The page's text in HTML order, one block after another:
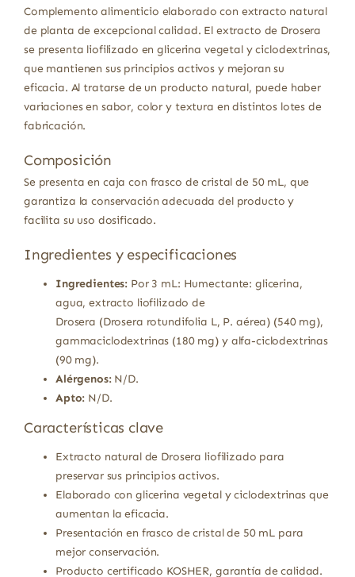
Complemento alimenticio elaborado con extracto natural
de planta de excepcional calidad. El extracto de Drosera
se presenta liofilizado en glicerina vegetal y ciclodextrinas,
que mantienen sus principios activos y mejoran su
eficacia. Al tratarse de un producto natural, puede haber
variaciones en sabor, color y textura en distintos lotes de
fabricación.
Composición
Se presenta en caja con frasco de cristal de 50 mL, que
garantiza la conservación adecuada del producto y
facilita su uso dosificado.
Ingredientes y especificaciones
Ingredientes: Por 3 mL: Humectante: glicerina,
agua, extracto liofilizado de
Drosera (Drosera rotundifolia L, P. aérea) (540 mg),
gammaciclodextrinas (180 mg) y alfa-ciclodextrinas
(90 mg).
Alérgenos:N/D.
Apto: N/D.
Características clave
Extracto natural de Drosera liofilizado para
preservar sus principios activos.
Elaborado con glicerina vegetal y ciclodextrinas que
aumentan la eficacia.
Presentación en frasco de cristal de 50 mL para
mejor conservación.
Producto certificado KOSHER, garantía de calidad.